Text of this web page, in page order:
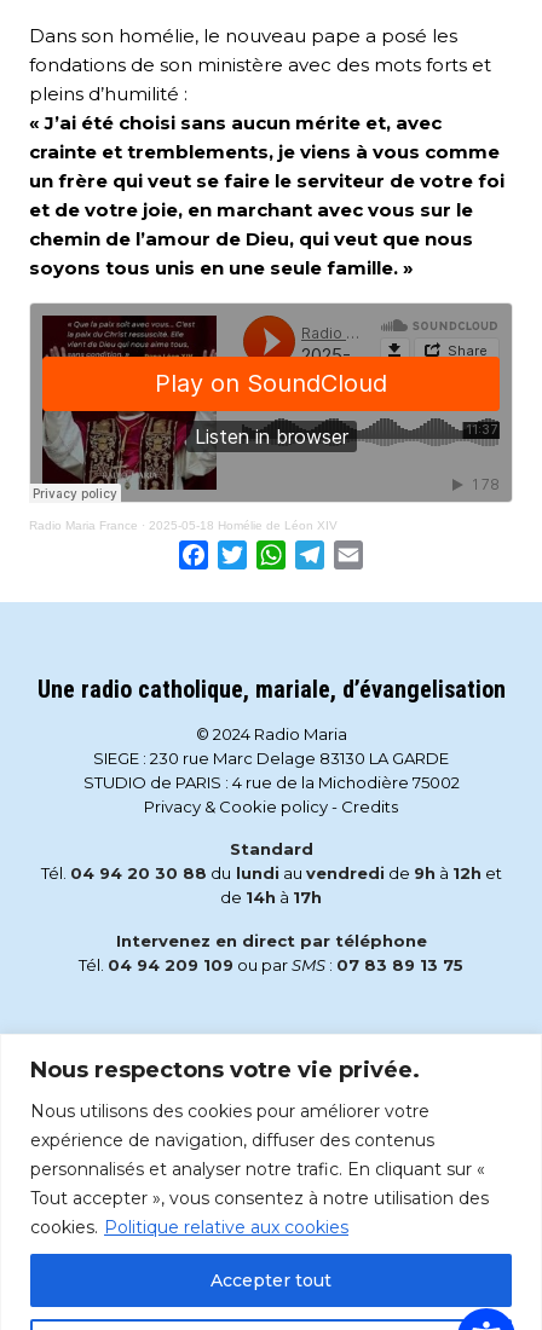
Nous respectons votre vie privée.
Nous utilisons des cookies pour améliorer votre
expérience de navigation, diffuser des contenus
personnalisés et analyser notre trafic. En cliquant sur «
Tout accepter », vous consentez à notre utilisation des
cookies. Politique relative aux cookies
Accepter tout
Dans son homélie, le nouveau pape a posé les
fondations de son ministère avec des mots forts et
pleins d’humilité :
« J’ai été choisi sans aucun mérite et, avec
crainte et tremblements, je viens à vous comme
un frère qui veut se faire le serviteur de votre foi
et de votre joie, en marchant avec vous sur le
chemin de l’amour de Dieu, qui veut que nous
soyons tous unis en une seule famille. »
Radio Maria France · 2025-05-18 Homélie de Léon XIV
Facebook
TwitterWhatsApp
Telegram
Une radio catholique, mariale, d’évangelisation
© 2024 Radio Maria
SIEGE : 230 rue Marc Delage 83130 LA GARDE
STUDIO de PARIS : 4 rue de la Michodière 75002
Privacy & Cookie policy- Credits
Standard
Tél. 04 94 20 30 88 du lundi au vendredi de 9h à 12h et
de 14h à 17h
Intervenez en direct par téléphone
Tél. 04 94 209 109 ou parSMS : 07 83 89 13 75
accueil@radiomaria.fr
Écoutez Radio Maria sur :